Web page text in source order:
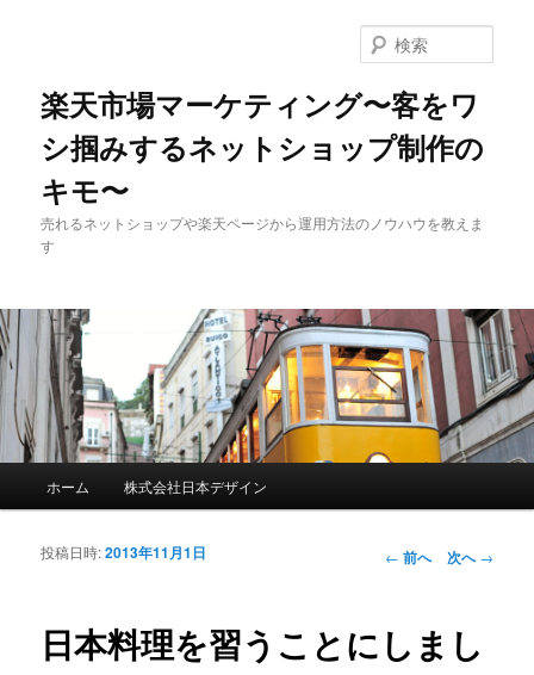
楽天市場マーケティング〜客をワ
シ掴みするネットショップ制作の
キモ〜
売れるネットショップや楽天ページから運用方法のノウハウを教えま
す
索
メインコンテンツへ移動
サブコンテンツへ移動
ホーム 株式会社日本デザイン
投稿ナビゲーシ
← 前へ 次へ→
日本料理を習うことにしまし
投稿日時:2013年11月1日